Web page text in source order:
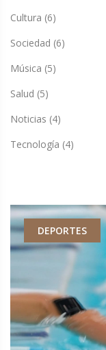
Cultura (6)
Sociedad (6)
Música (5)
Salud (5)
Noticias (4)
Tecnología (4)
DEPORTES